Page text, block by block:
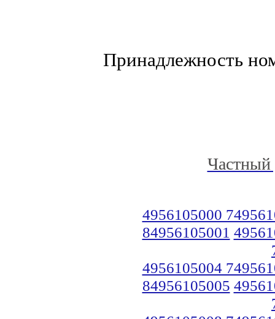
Принадлежность
Частный
4956105000
84956105001
4956105004
84956105005